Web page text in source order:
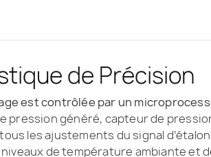
de Précision
est contrôlée par un
pression généré, capteur de
les ajustements du signal
de température ambiante et